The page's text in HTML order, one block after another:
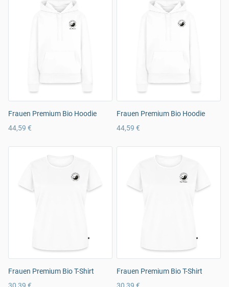
Frauen Premium Bio Hoodie
44,59 €
Frauen Premium Bio Hoodie
44,59 €
Frauen Premium Bio T-Shirt
Frauen Premium Bio T-Shirt